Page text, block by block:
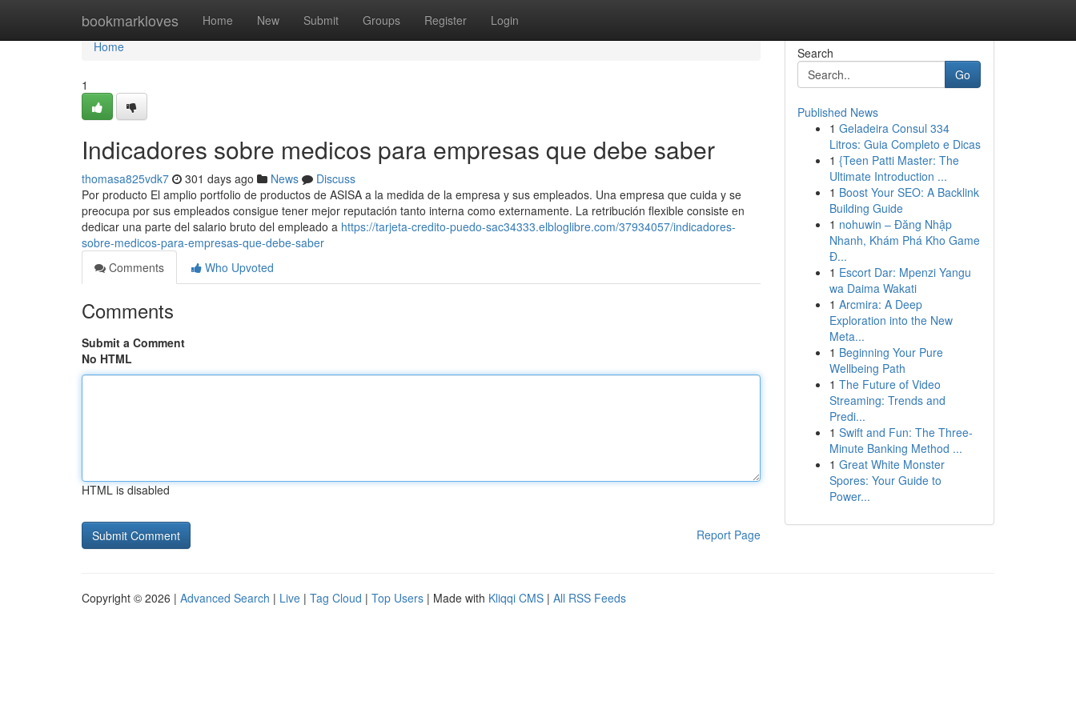
bookmarkloves Home New Submit Groups Register Login
Home
Home
1
Indicadores sobre medicos para empresas que debe saber
thomasa825vdk7 301 days ago News
Discuss
Por producto El amplio portfolio de productos de ASISA a la medida de la empresa y sus empleados. Una empresa que cuida y se
preocupa por sus empleados consigue tener mejor reputación tanto interna como externamente. La retribución flexible consiste en
dedicar una parte del salario bruto del empleado a https://tarjeta-credito-puedo-sac34333.elbloglibre.com/37934057/indicadores-
sobre-medicos-para-empresas-que-debe-saber
Comments
Who Upvoted
Comments
Submit a Comment
No HTML
HTML is disabled
Report Page
Search
Go
Published News
1 Geladeira Consul 334
Litros: Guia Completo e Dicas
1 {Teen Patti Master: The
Ultimate Introduction ...
1 Boost Your SEO: A Backlink
Building Guide
1 nohuwin – Đăng Nhập
Nhanh, Khám Phá Kho Game
Đ...
1 Escort Dar: Mpenzi Yangu
wa Daima Wakati
1 Arcmira: A Deep
Exploration into the New
Meta...
1 Beginning Your Pure
Wellbeing Path
1 The Future of Video
Streaming: Trends and
Predi...
1 Swift and Fun: The Three-
Minute Banking Method ...
1 Great White Monster
Spores: Your Guide to
Power...
Copyright © 2026 | Advanced Search | Live | Tag Cloud | Top Users | Made with Kliqqi CMS | All RSS Feeds